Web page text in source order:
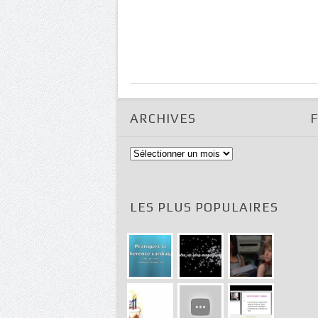
ARCHIVES
Archives
LES PLUS POPULAIRES